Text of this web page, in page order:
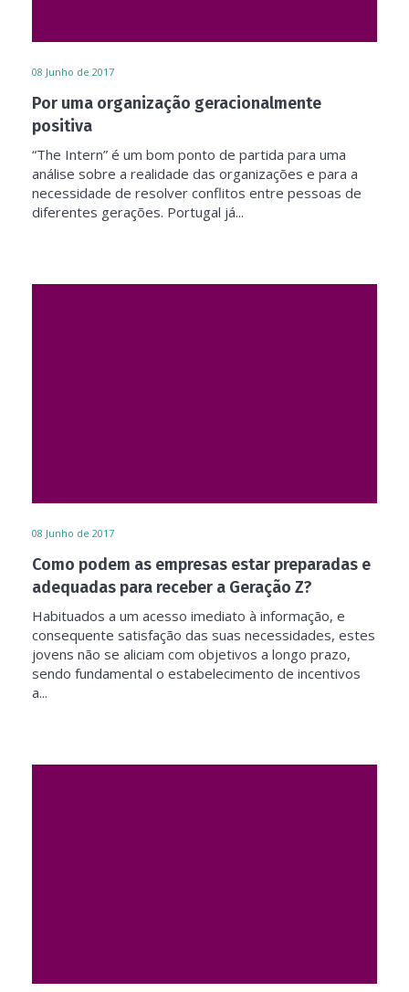
08 Junho de 2017
Por uma organização geracionalmente
positiva
“The Intern” é um bom ponto de partida para uma
análise sobre a realidade das organizações e para a
necessidade de resolver conflitos entre pessoas de
diferentes gerações. Portugal já...
08 Junho de 2017
Como podem as empresas estar preparadas e
adequadas para receber a Geração Z?
Habituados a um acesso imediato à informação, e
consequente satisfação das suas necessidades, estes
jovens não se aliciam com objetivos a longo prazo,
sendo fundamental o estabelecimento de incentivos
a...